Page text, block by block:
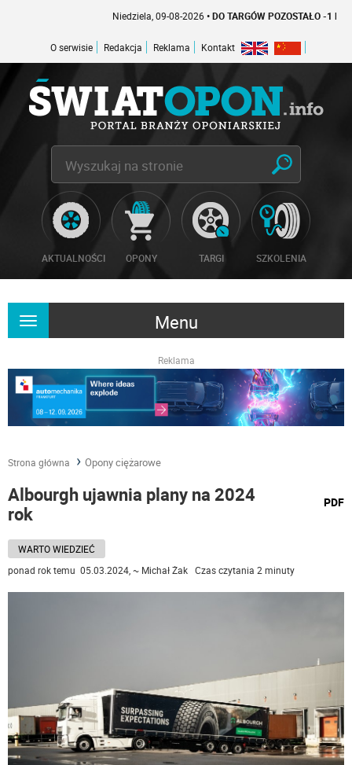
Niedziela, 09-08-2026• DO TARGÓW POZOSTAŁO -1 DNI
O serwisie Redakcja Reklama Kontakt
AKTUALNOŚCI OPONY TARGI SZKOLENIA
Menu
Rozwiń
Reklama
Strona główna Opony ciężarowe
Albourgh ujawnia plany na 2024
rok
PDF
WARTO WIEDZIEĆ
ponad rok temu 05.03.2024, ~ Michał Żak Czas czytania 2 minuty